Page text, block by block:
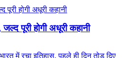
पूरी होगी अधूरी कहानी